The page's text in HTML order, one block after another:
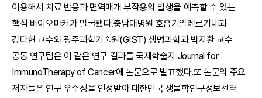
이용해서 치료 반응과 면역매개 부작용의 발생을 예측할 수 있는
핵심 바이오마커가 발굴됐다.충남대병원 호흡기알레르기내과
강다현 교수와 광주과학기술원(GIST) 생명과학과 박지환 교수
공동 연구팀은 이 같은 연구 결과를 국제학술지 Journal for
ImmunoTherapy of Cancer에 논문으로 발표했다.또 논문의 주요
저자들은 연구 우수성을 인정받아 대한민국 생물학연구정보센터